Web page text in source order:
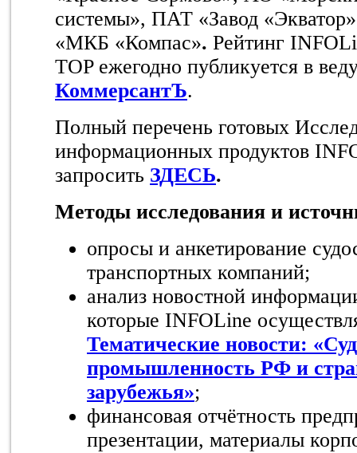
системы», ПАТ «Завод
«МКБ «Компас». Рейтинг
TOP ежегодно публикуется в
КоммерсантЪ.
Полный перечень готовых
информационных продуктов
запросить ЗДЕСЬ.
Методы исследования и
опросы и анкетирование
транспортных компаний;
анализ новостной
которые INFOLine
Тематические новости:
промышленность РФ и
зарубежья»;
финансовая отчётность
презентации, материалы